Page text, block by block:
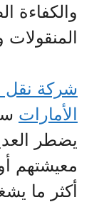
والكفاءة
المنقولات
شركة
الأمارات
يضطر
معيشتهم
أكثر ما